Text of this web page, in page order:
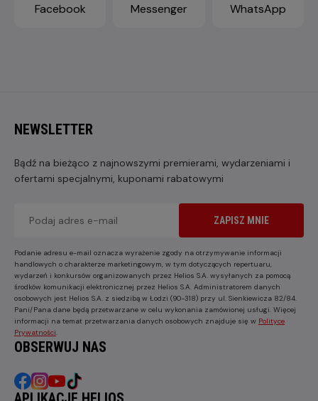
Facebook Messenger WhatsApp
NEWSLETTER
Bądź na bieżąco z najnowszymi premierami, wydarzeniami i
ofertami specjalnymi, kuponami rabatowymi
ZAPISZ MNIE
Podanie adresu e-mail oznacza wyrażenie zgody na otrzymywanie informacji
handlowych o charakterze marketingowym, w tym dotyczących repertuaru,
wydarzeń i konkursów organizowanych przez Helios S.A. wysyłanych za pomocą
środków komunikacji elektronicznej przez Helios S.A. Administratorem danych
osobowych jest Helios S.A. z siedzibą w Łodzi (90-318) przy ul. Sienkiewicza 82/84.
Pani/Pana dane będą przetwarzane w celu wykonania zamówionej usługi. Więcej
informacji na temat przetwarzania danych osobowych znajduje się w Polityce
Prywatności
OBSERWUJ NAS